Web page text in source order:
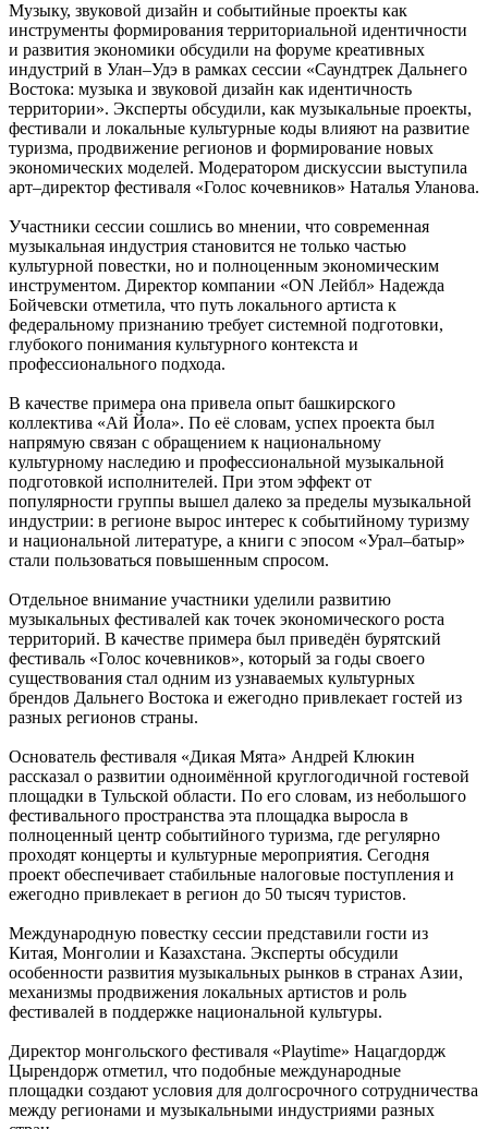
Музыку, звуковой дизайн и событийные проекты как
инструменты формирования территориальной идентичности
и развития экономики обсудили на форуме креативных
индустрий в Улан–Удэ в рамках сессии «Саундтрек Дальнего
Востока: музыка и звуковой дизайн как идентичность
территории». Эксперты обсудили, как музыкальные проекты,
фестивали и локальные культурные коды влияют на развитие
туризма, продвижение регионов и формирование новых
экономических моделей. Модератором дискуссии выступила
арт–директор фестиваля «Голос кочевников» Наталья Уланова.
Участники сессии сошлись во мнении, что современная
музыкальная индустрия становится не только частью
культурной повестки, но и полноценным экономическим
инструментом. Директор компании «ON Лейбл» Надежда
Бойчевски отметила, что путь локального артиста к
федеральному признанию требует системной подготовки,
глубокого понимания культурного контекста и
профессионального подхода.
В качестве примера она привела опыт башкирского
коллектива «Ай Йола». По её словам, успех проекта был
напрямую связан с обращением к национальному
культурному наследию и профессиональной музыкальной
подготовкой исполнителей. При этом эффект от
популярности группы вышел далеко за пределы музыкальной
индустрии: в регионе вырос интерес к событийному туризму
и национальной литературе, а книги с эпосом «Урал–батыр»
стали пользоваться повышенным спросом.
Отдельное внимание участники уделили развитию
музыкальных фестивалей как точек экономического роста
территорий. В качестве примера был приведён бурятский
фестиваль «Голос кочевников», который за годы своего
существования стал одним из узнаваемых культурных
брендов Дальнего Востока и ежегодно привлекает гостей из
разных регионов страны.
Основатель фестиваля «Дикая Мята» Андрей Клюкин
рассказал о развитии одноимённой круглогодичной гостевой
площадки в Тульской области. По его словам, из небольшого
фестивального пространства эта площадка выросла в
полноценный центр событийного туризма, где регулярно
проходят концерты и культурные мероприятия. Сегодня
проект обеспечивает стабильные налоговые поступления и
ежегодно привлекает в регион до 50 тысяч туристов.
Международную повестку сессии представили гости из
Китая, Монголии и Казахстана. Эксперты обсудили
особенности развития музыкальных рынков в странах Азии,
механизмы продвижения локальных артистов и роль
фестивалей в поддержке национальной культуры.
Директор монгольского фестиваля «Playtime» Нацагдордж
Цырендорж отметил, что подобные международные
площадки создают условия для долгосрочного сотрудничества
между регионами и музыкальными индустриями разных